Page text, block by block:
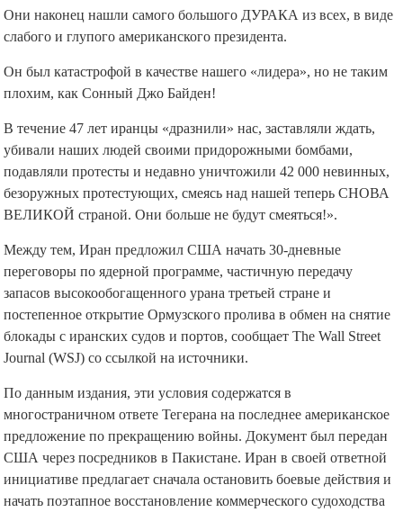
Они наконец нашли самого большого ДУРАКА из всех, в виде
слабого и глупого американского президента.
Он был катастрофой в качестве нашего «лидера», но не таким
плохим, как Сонный Джо Байден!
В течение 47 лет иранцы «дразнили» нас, заставляли ждать,
убивали наших людей своими придорожными бомбами,
подавляли протесты и недавно уничтожили 42 000 невинных,
безоружных протестующих, смеясь над нашей теперь СНОВА
ВЕЛИКОЙ страной. Они больше не будут смеяться!».
Между тем, Иран предложил США начать 30-дневные
переговоры по ядерной программе, частичную передачу
запасов высокообогащенного урана третьей стране и
постепенное открытие Ормузского пролива в обмен на снятие
блокады с иранских судов и портов, сообщает The Wall Street
Journal (WSJ) со ссылкой на источники.
По данным издания, эти условия содержатся в
многостраничном ответе Тегерана на последнее американское
предложение по прекращению войны. Документ был передан
США через посредников в Пакистане. Иран в своей ответной
инициативе предлагает сначала остановить боевые действия и
начать поэтапное восстановление коммерческого судоходства